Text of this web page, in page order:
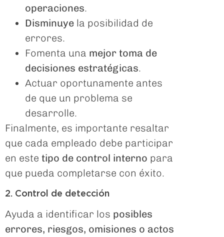
operaciones.
Disminuye la posibilidad de
errores.
Fomenta una mejor toma de
decisiones estratégicas.
Actuar oportunamente antes
de que un problema se
desarrolle.
Finalmente, es importante resaltar
que cada empleado debe participar
en este tipo de control interno para
que pueda completarse con éxito.
2. Control de detección
Ayuda a identificar los posibles
errores, riesgos, omisiones o actos